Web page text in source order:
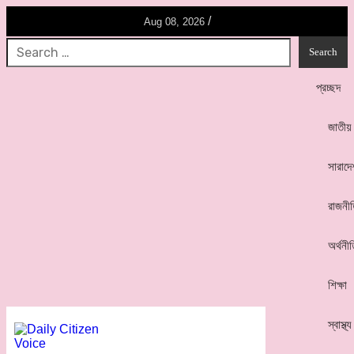
Aug 08, 2026 /
প্রচ্ছদ
জাতীয়
শিক্ষা
স্বাস্থ্য